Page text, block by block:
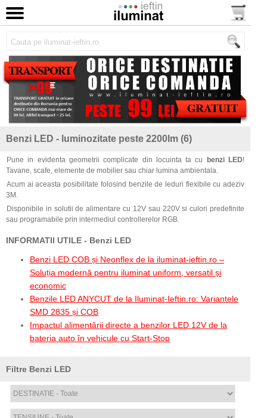
Benzi LED - luminozitate peste 2200lm (6)
Pune in evidenta geometrii complicate din locuinta ta cu benzi LED!
Tavane, scafe, elemente de mobilier sau chiar lumina ambientala.
Acum ai aceasta posibilitate folosind benzile de leduri flexibile cu adeziv
3M.
Disponibile in solutii de alimentare cu 12V sau 220V si culori predefinite
sau programabile prin intermediul controllerelor RGB.
INFORMATII UTILE - Benzi LED
Benzi LED COB și Neonflex de la iluminat-ieftin.ro –
Soluția modernă pentru iluminat uniform, versatil și
economic
Benzile LED ANYCUT de la Iluminat-Ieftin.ro: Variantele
SMD 2835 și COB
Impactul alimentării directe a benzilor LED 12V de la
bateria auto în vehicule cu Start-Stop
Filtre Benzi LED